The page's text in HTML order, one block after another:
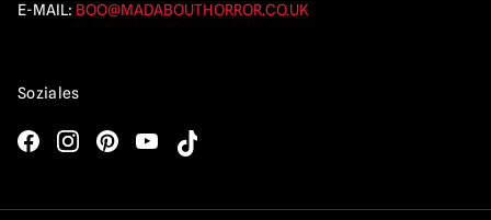
E-MAIL: BOO@MADABOUTHORROR.CO.UK
Soziales